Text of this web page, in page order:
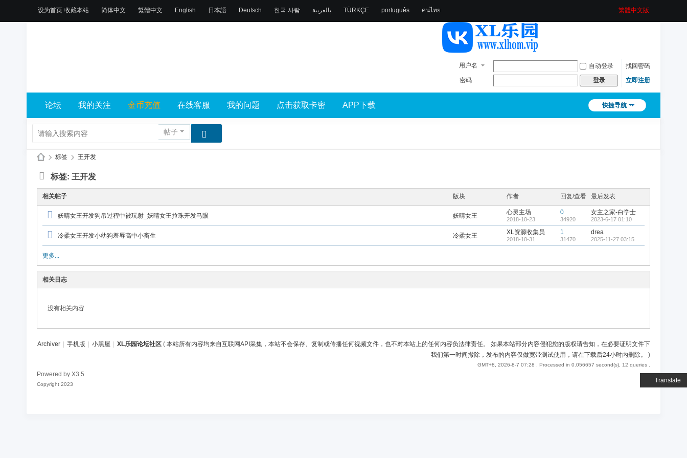
设为首页 收藏本站
Translate
简体中文 繁體中文 English 日本語 Deutsch 한국 사람 بالعربية TÜRKÇE português คนไทย 繁體中文版
用户名 自动登录
找回密码
密码
登录 立即注册
快捷导航
论坛 我的关注 金币充值 在线客服 我的问题 点击获取卡密 APP下载
帖子
X
L
乐
坛
社
区
› 标签 › 王开发
标签: 王开发
相关帖子 版块 作者 回复/查看 最后发表
妖晴女王开发狗吊过程中被玩射_妖晴女王拉珠开发马眼 妖晴女王 心灵主场
2018-10-23
0
34920
女主之家-白学士
2023-6-17 01:10
冷柔女王开发小幼狗羞辱高中小畜生 冷柔女王 XL资源收集员
2018-10-31
1
31470
drea
2025-11-27 03:15
更多...
相关日志
没有相关内容
Archiver 手机版 小黑屋 XL乐园论坛社区 ( 本站所有内容均来自互联网API采集，本站不会保存、复制或传播任何视频文件，也不对本站上的任何内容负法律责任。 如果本站部分内容侵犯您的版权请告知，在必要证明文件下
我们第一时间撤除，发布的内容仅做宽带测试使用，请在下载后24小时内删除。
)
GMT+8, 2026-8-7 07:28 , Processed in 0.056657 second(s), 12 queries .
Powered by X3.5
Copyright 2023